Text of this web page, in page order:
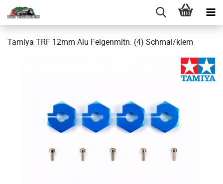
Tamiya TRF 12mm Alu Felgenmitn. (4) Schmal/klem